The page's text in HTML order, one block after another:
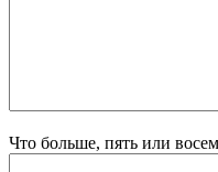
Что больше, пять или